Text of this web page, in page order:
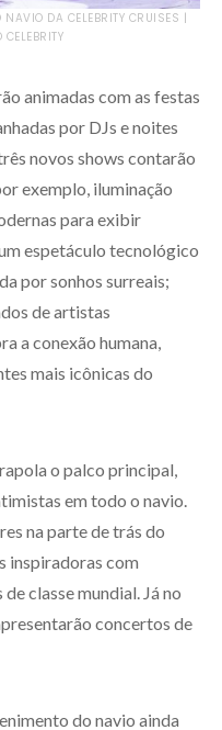
DA CELEBRITY CRUISES |
animadas com as festas
por DJs e noites
novos shows contarão
exemplo, iluminação
para exibir
espetáculo tecnológico
por sonhos surreais;
de artistas
a conexão humana,
mais icônicas do
o palco principal,
em todo o navio.
na parte de trás do
inspiradoras com
classe mundial. Já no
concertos de
do navio ainda